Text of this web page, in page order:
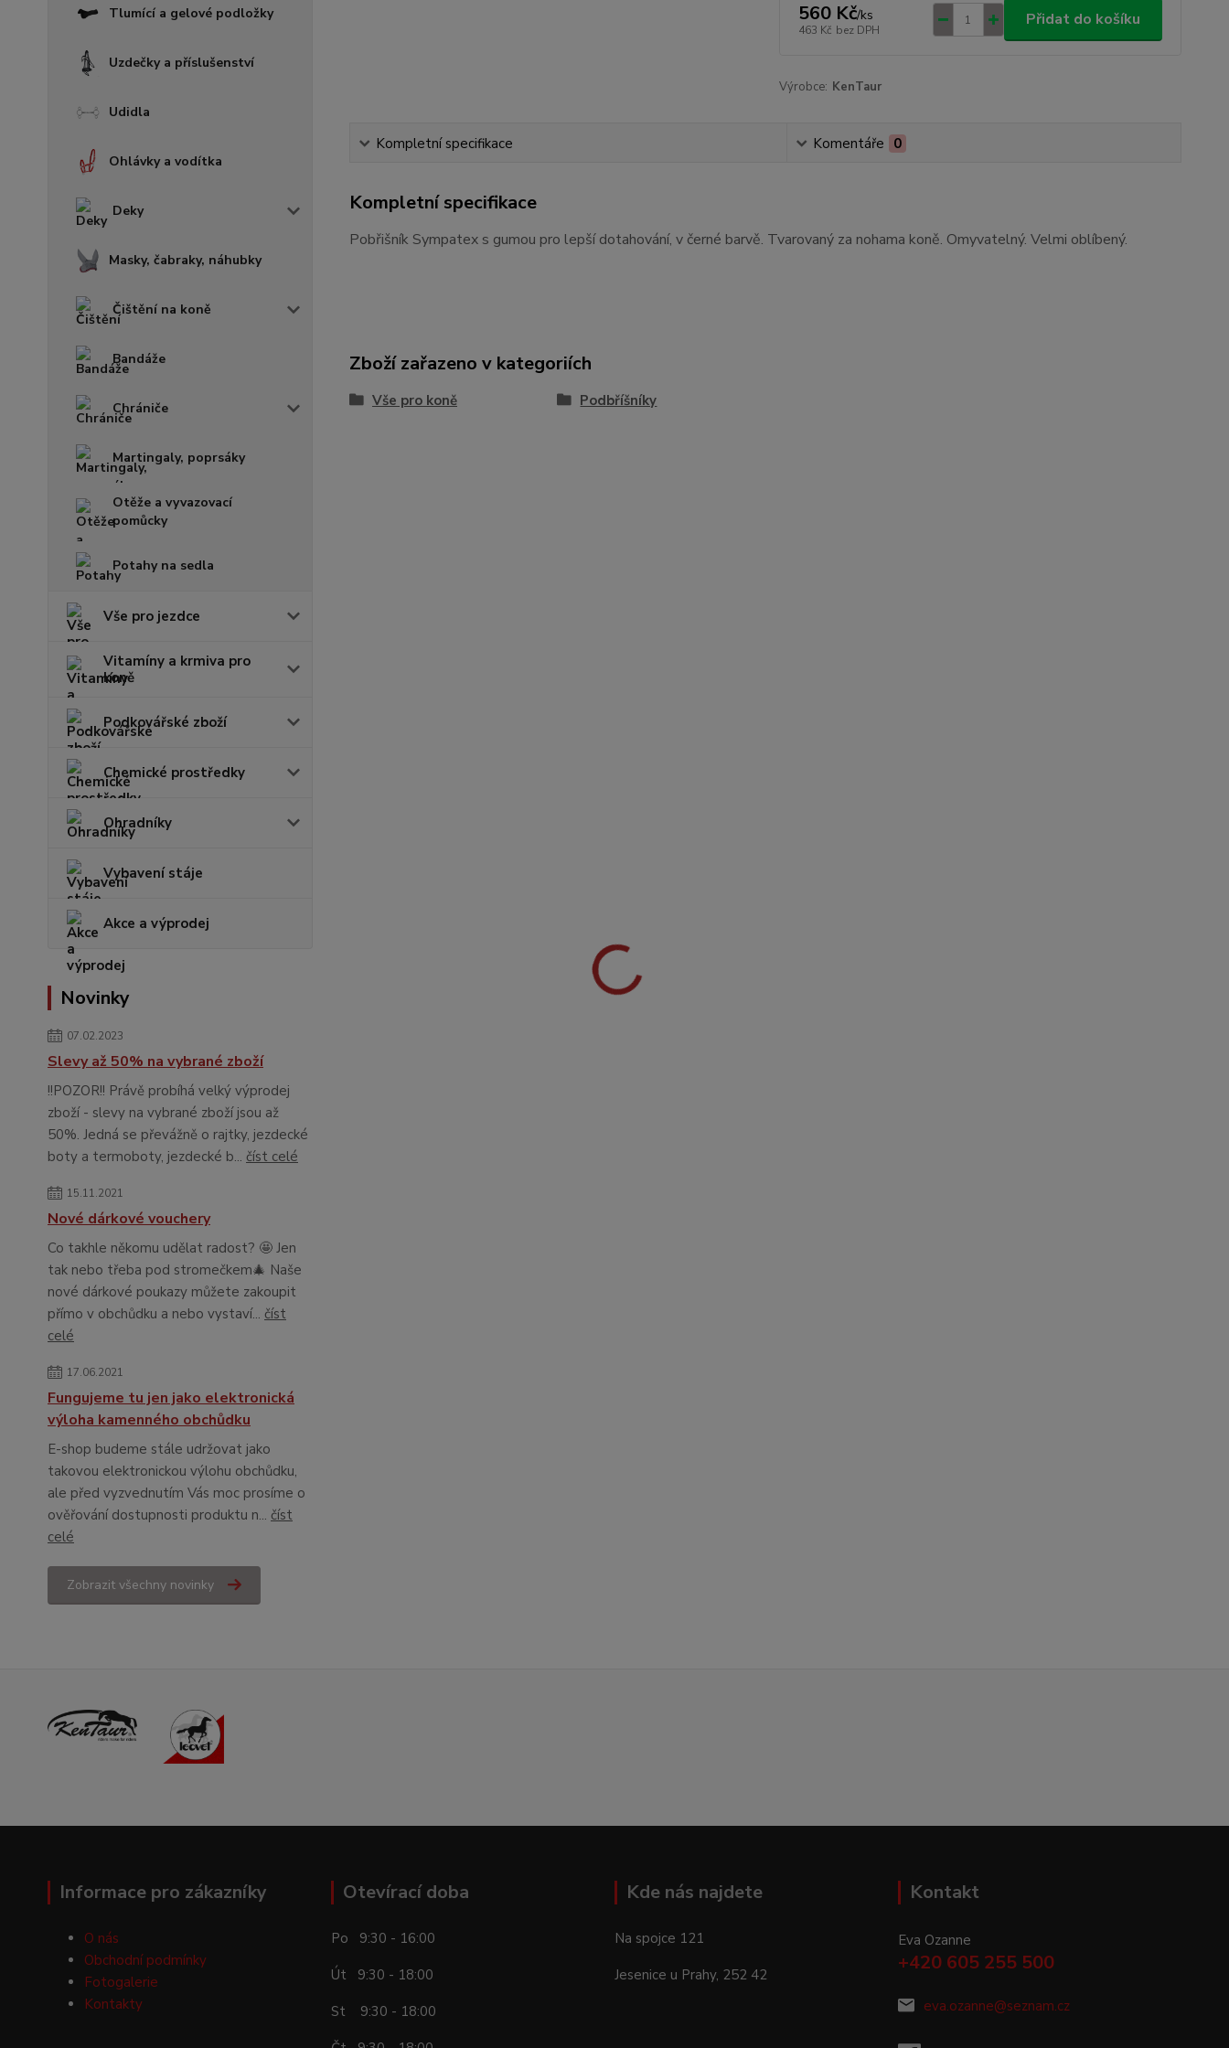
Tlumící a gelové podložky
Uzdečky a příslušenství
Udidla
Ohlávky a vodítka
Deky
Masky, čabraky, náhubky
Čištění na koně
Bandáže
Chrániče
Martingaly, poprsáky
Otěže a vyvazovací
pomůcky
Potahy na sedla
Vše pro jezdce
Vitamíny a krmiva pro
koně
Podkovářské zboží
Chemické prostředky
Ohradníky
Vybavení stáje
Akce a výprodej
Novinky
07.02.2023
Slevy až 50% na vybrané zboží
!!POZOR!! Právě probíhá velký výprodej
zboží - slevy na vybrané zboží jsou až
50%. Jedná se převážně o rajtky, jezdecké
boty a termoboty, jezdecké b... číst celé
15.11.2021
Nové dárkové vouchery
Co takhle někomu udělat radost? 🤩 Jen
tak nebo třeba pod stromečkem🎄 Naše
nové dárkové poukazy můžete zakoupit
přímo v obchůdku a nebo vystaví... číst
celé
17.06.2021
Fungujeme tu jen jako elektronická
výloha kamenného obchůdku
E-shop budeme stále udržovat jako
takovou elektronickou výlohu obchůdku,
ale před vyzvednutím Vás moc prosíme o
ověřování dostupnosti produktu n... číst
celé
Zobrazit všechny novinky
560 Kč/ks
463 Kč bez DPH
Přidat do košíku
Výrobce: KenTaur
Kompletní specifikace Komentáře 0
Kompletní specifikace
Pobřišník Sympatex s gumou pro lepší dotahování, v černé barvě. Tvarovaný za nohama koně. Omyvatelný. Velmi oblíbený.
Zboží zařazeno v kategoriích
Vše pro koně Podbříšníky
Informace pro zákazníky
O nás
Obchodní podmínky
Fotogalerie
Kontakty
Otevírací doba
Po 9:30 - 16:00
Út 9:30 - 18:00
St 9:30 - 18:00
Kde nás najdete
Na spojce 121
Jesenice u Prahy, 252 42
Kontakt
Eva Ozanne
+420 605 255 500
eva.ozanne@seznam.cz